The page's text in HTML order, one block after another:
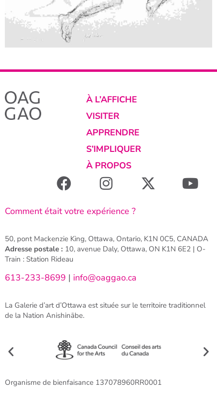
À L’AFFICHE
VISITER
APPRENDRE
S’IMPLIQUER
À PROPOS
Comment était votre expérience ?
50, pont Mackenzie King, Ottawa, Ontario, K1N 0C5, CANADA
Adresse postale : 10, avenue Daly, Ottawa, ON K1N 6E2 | O-
Train : Station Rideau
613-233-8699 | info@oaggao.ca
La Galerie d’art d’Ottawa est située sur le territoire traditionnel
de la Nation Anishinābe.
Organisme de bienfaisance 137078960RR0001